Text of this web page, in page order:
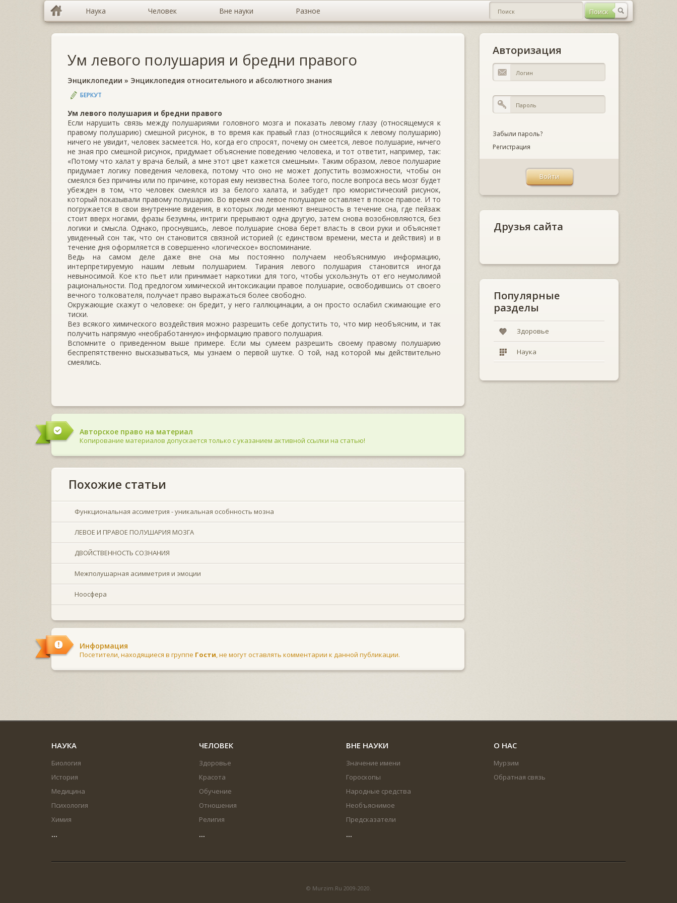
Наука Человек Вне науки Разное
Ум левого полушария и бредни правого
Энциклопедии » Энциклопедия относительного и абсолютного знания
БЕРКУТ
Ум левого полушария и бредни правого
Если нарушить связь между полушариями головного мозга и показать левому глазу (относящемуся к
правому полушарию) смешной рисунок, в то время как правый глаз (относящийся к левому полушарию)
ничего не увидит, человек засмеется. Но, когда его спросят, почему он смеется, левое полушарие, ничего
не зная про смешной рисунок, придумает объяснение поведению человека, и тот ответит, например, так:
«Потому что халат у врача белый, а мне этот цвет кажется смешным». Таким образом, левое полушарие
придумает логику поведения человека, потому что оно не может допустить возможности, чтобы он
смеялся без причины или по причине, которая ему неизвестна. Более того, после вопроса весь мозг будет
убежден в том, что человек смеялся из за белого халата, и забудет про юмористический рисунок,
который показывали правому полушарию. Во время сна левое полушарие оставляет в покое правое. И то
погружается в свои внутренние видения, в которых люди меняют внешность в течение сна, где пейзаж
стоит вверх ногами, фразы безумны, интриги прерывают одна другую, затем снова возобновляются, без
логики и смысла. Однако, проснувшись, левое полушарие снова берет власть в свои руки и объясняет
увиденный сон так, что он становится связной историей (с единством времени, места и действия) и в
течение дня оформляется в совершенно «логическое» воспоминание.
Ведь на самом деле даже вне сна мы постоянно получаем необъяснимую информацию,
интерпретируемую нашим левым полушарием. Тирания левого полушария становится иногда
невыносимой. Кое кто пьет или принимает наркотики для того, чтобы ускользнуть от его неумолимой
рациональности. Под предлогом химической интоксикации правое полушарие, освободившись от своего
вечного толкователя, получает право выражаться более свободно.
Окружающие скажут о человеке: он бредит, у него галлюцинации, а он просто ослабил сжимающие его
тиски.
Вез всякого химического воздействия можно разрешить себе допустить то, что мир необъясним, и так
получить напрямую «необработанную» информацию правого полушария.
Вспомните о приведенном выше примере. Если мы сумеем разрешить своему правому полушарию
беспрепятственно высказываться, мы узнаем о первой шутке. О той, над которой мы действительно
смеялись.
Авторское право на материал
Копирование материалов допускается только с указанием активной ссылки на статью!
Похожие статьи
Функциональная ассиметрия - уникальная особнность мозна
ЛЕВОЕ И ПРАВОЕ ПОЛУШАРИЯ МОЗГА
ДВОЙСТВЕННОСТЬ СОЗНАНИЯ
Межполушарная асимметрия и эмоции
Ноосфера
Информация
Посетители, находящиеся в группе Гости, не могут оставлять комментарии к данной публикации.
Авторизация
Забыли пароль?
Регистрация
Друзья сайта
Популярные
разделы
Здоровье
Наука
НАУКА
Биология
История
Медицина
Психология
Химия
...
ЧЕЛОВЕК
Здоровье
Красота
Обучение
Отношения
Религия
...
ВНЕ НАУКИ
Значение имени
Гороскопы
Народные средства
Необъяснимое
Предсказатели
...
О НАС
Мурзим
Обратная связь
© Murzim.Ru 2009-2020.